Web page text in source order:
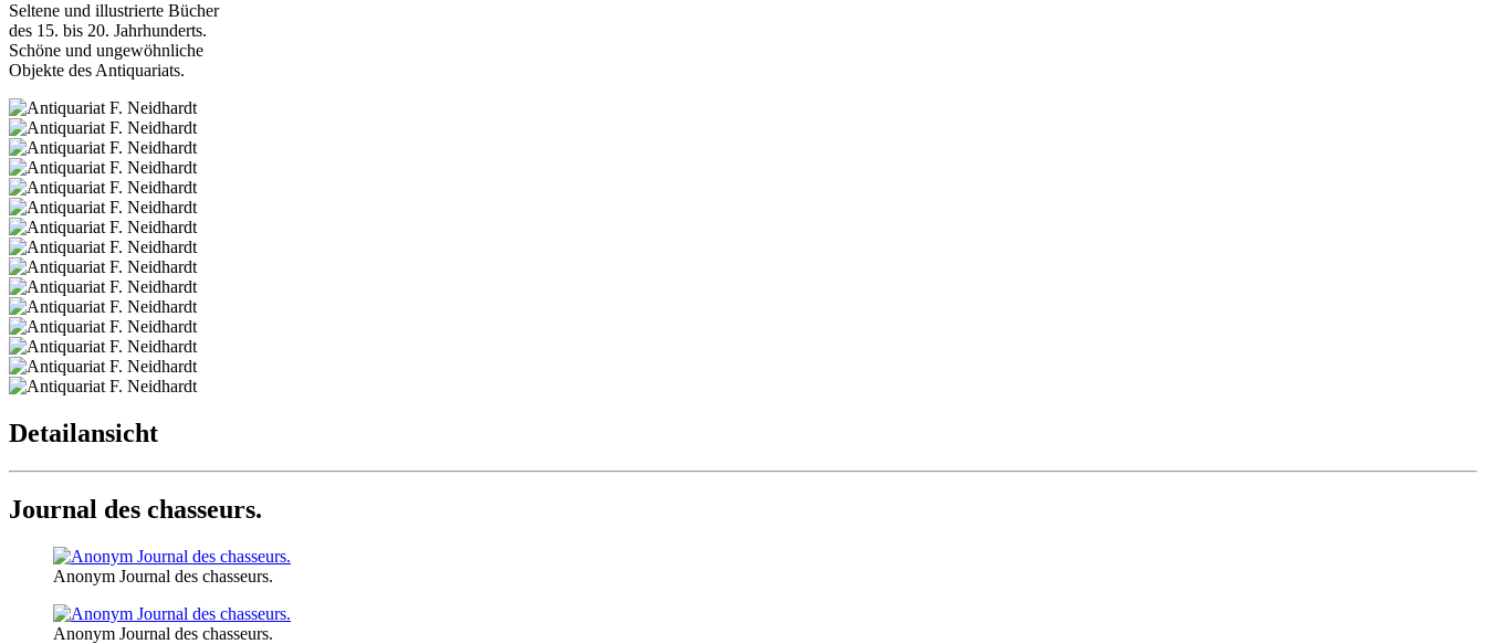
Seltene und illustrierte Bücher
des 15. bis 20. Jahrhunderts.
Schöne und ungewöhnliche
Objekte des Antiquariats.
Detailansicht
Journal des chasseurs.
Anonym Journal des chasseurs.
Anonym Journal des chasseurs.